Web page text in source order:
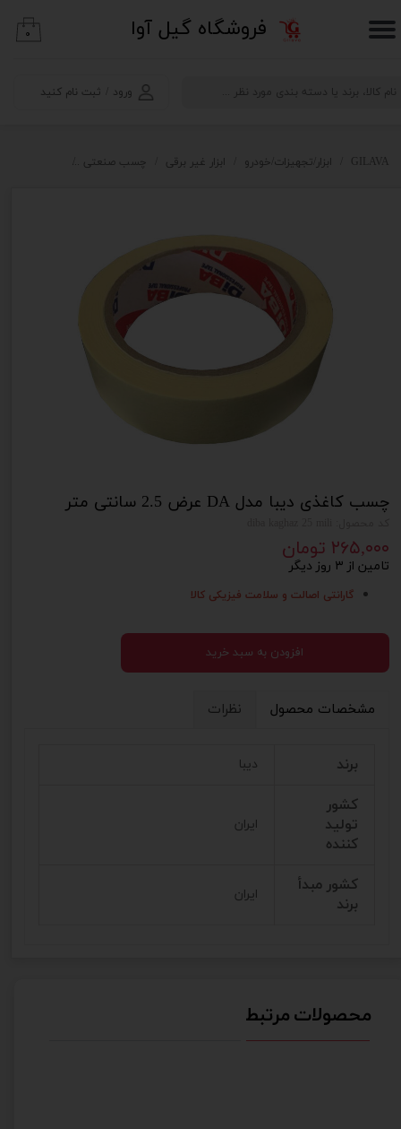
​فروشگاه گیل آوا
ورود ثبت نام کنید
حساب کاربری من
خروج از حساب کاربری
۰
GILAVA ابزار/تجهیزات/خودرو ابزار غیر برقی چسب صنعتی
چسب کاغذی دیبا مدل DA عرض 2.5 سانتی متر
۲۶۵,۰۰۰ تومان
تامین از ۳ روز دیگر
گارانتی اصالت و سلامت فیزیکی کالا
افزودن به سبد خرید
مشخصات محصول نظرات
برند دیبا
کشور
تولید
کننده
ایران
کشور مبدأ
برند
ایران
محصولات مرتبط